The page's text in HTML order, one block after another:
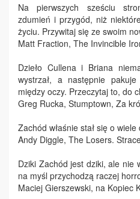
Na pierwszych sześciu
zdumień i przygód, niż
życiu. Przywitaj się ze swoim
Matt Fraction, The Invincible
Dzieło Cullena i Briana
wystrzał, a następnie
między oczy. Przeczytaj to, do
Greg Rucka, Stumptown, Za
Zachód właśnie stał się o
Andy Diggle, The Losers.
Dziki Zachód jest dziki, ale nie
na myśl przychodzą raczej
Maciej Gierszewski, na Kopiec